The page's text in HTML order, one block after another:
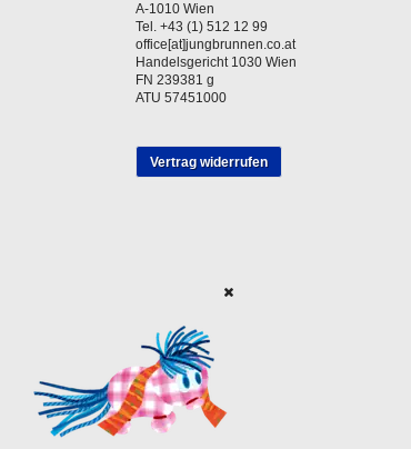
A-1010 Wien
Tel. +43 (1) 512 12 99
office[at]jungbrunnen.co.at
Handelsgericht 1030 Wien
FN 239381 g
ATU 57451000
Vertrag widerrufen